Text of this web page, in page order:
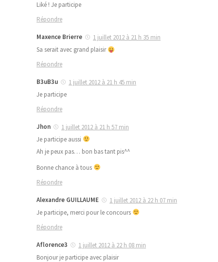
Liké ! Je participe
Répondre
Maxence Brierre
1 juillet 2012 à 21 h 35 min
Sa serait avec grand plaisir
Répondre
B3uB3u
1 juillet 2012 à 21 h 45 min
Je participe
Répondre
Jhon
1 juillet 2012 à 21 h 57 min
Je participe aussi
Ah je peux pas… bon bas tant pis^^
Bonne chance à tous
Répondre
Alexandre GUILLAUME
1 juillet 2012 à 22 h 07 min
Je participe, merci pour le concours
Répondre
Aflorence3
1 juillet 2012 à 22 h 08 min
Bonjour je participe avec plaisir